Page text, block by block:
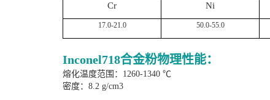
Cr Ni
17.0-21.0 50.0-55.0
Inconel718合金粉物理性能：
熔化温度范围 ：1260-1340 ℃
密度：8.2 g/cm3